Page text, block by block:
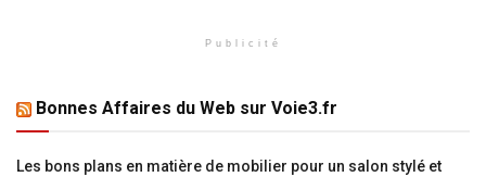
Publicité
Bonnes Affaires du Web sur Voie3.fr
Les bons plans en matière de mobilier pour un salon stylé et